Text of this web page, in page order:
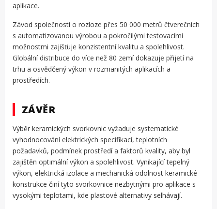
aplikace.
Závod společnosti o rozloze přes 50 000 metrů čtverečních
s automatizovanou výrobou a pokročilými testovacími
možnostmi zajišťuje konzistentní kvalitu a spolehlivost.
Globální distribuce do více než 80 zemí dokazuje přijetí na
trhu a osvědčený výkon v rozmanitých aplikacích a
prostředích.
ZÁVĚR
Výběr keramických svorkovnic vyžaduje systematické
vyhodnocování elektrických specifikací, teplotních
požadavků, podmínek prostředí a faktorů kvality, aby byl
zajištěn optimální výkon a spolehlivost. Vynikající tepelný
výkon, elektrická izolace a mechanická odolnost keramické
konstrukce činí tyto svorkovnice nezbytnými pro aplikace s
vysokými teplotami, kde plastové alternativy selhávají.